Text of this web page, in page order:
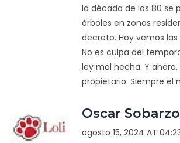
la década de los 80 se
árboles en zonas
decreto. Hoy vemos
No es culpa del
ley mal hecha. Y ahora,
propietario. Siempre el
Oscar
agosto 15, 2024 AT